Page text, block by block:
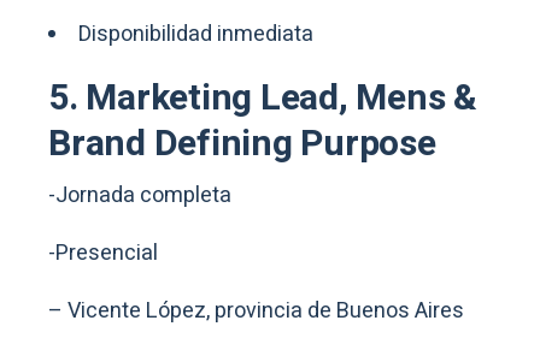
Disponibilidad inmediata
5. Marketing Lead, Mens &
Brand Defining Purpose
-Jornada completa
-Presencial
– Vicente López, provincia de Buenos Aires